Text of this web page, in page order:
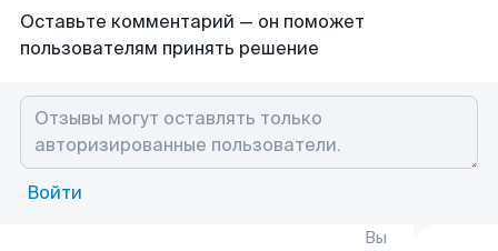
Оставьте комментарий — он поможет
пользователям принять решение
Войти
Вы